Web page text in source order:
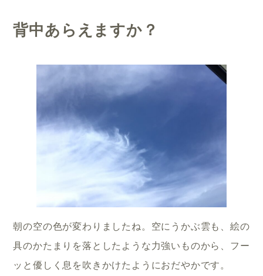
背中あらえますか？
朝の空の色が変わりましたね。空にうかぶ雲も、絵の
具のかたまりを落としたような力強いものから、フー
ッと優しく息を吹きかけたようにおだやかです。